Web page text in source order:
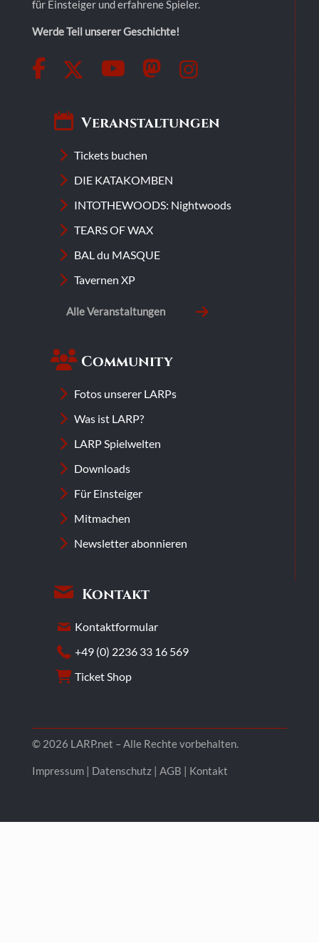
für Einsteiger und erfahrene Spieler.
Werde Teil unserer Geschichte!
Veranstaltungen
Tickets buchen
DIE KATAKOMBEN
INTOTHEWOODS: Nightwoods
TEARS OF WAX
BAL du MASQUE
Tavernen XP
Alle Veranstaltungen
Community
Fotos unserer LARPs
Was ist LARP?
LARP Spielwelten
Downloads
Für Einsteiger
Mitmachen
Newsletter abonnieren
Kontakt
Kontaktformular
+49 (0) 2236 33 16 569
Ticket Shop
© 2026 LARP.net – Alle Rechte vorbehalten.
Impressum | Datenschutz | AGB | Kontakt